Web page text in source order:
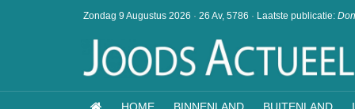
Zondag 9 Augustus 2026 · 26 Av, 5786 · Laatste publicatie: